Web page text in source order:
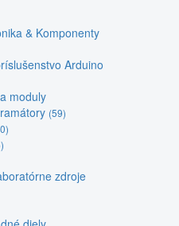
& Komponenty
Arduino
moduly
(59)
zdroje